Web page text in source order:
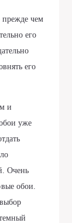
чем
его
его
и
уже
Очень
обои.